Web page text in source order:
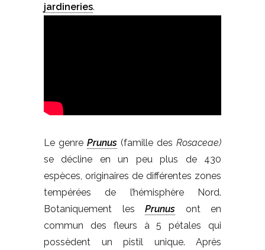
jardineries.
Le genre Prunus (famille des Rosaceae)
se décline en un peu plus de 430
espèces, originaires de différentes zones
tempérées de l’hémisphère Nord.
Botaniquement les Prunus ont en
commun des fleurs à 5 pétales qui
possèdent un pistil unique. Après